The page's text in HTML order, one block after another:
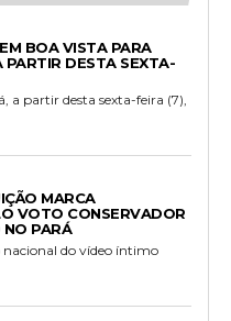
BOA VISTA PARA
DESTA SEXTA-
a partir desta sexta-feira (7),
MARCA
VOTO CONSERVADOR
PARÁ
nacional do vídeo íntimo